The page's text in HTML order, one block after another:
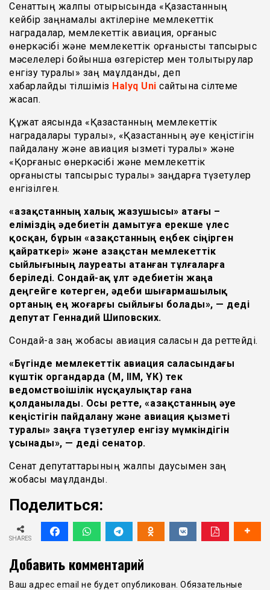
Сенаттың жалпы отырысында «Қазақстанның
кейбір заңнамалық актілеріне мемлекеттік
наградалар, мемлекеттік авиация, қорғаныс
өнеркәсібі және мемлекеттік қорғаныстық тапсырыс
мәселелері бойынша өзгерістер мен толықтырулар
енгізу туралы» заң мақұлданды, деп
хабарлайды тілшіміз Halyq Uni сайтына сілтеме
жасап.
Құжат аясында «Қазақстанның мемлекеттік
наградалары туралы», «Қазақстанның әуе кеңістігін
пайдалану және авиация қызметі туралы» және
«Қорғаныс өнеркәсібі және мемлекеттік
қорғаныстық тапсырыс туралы» заңдарға түзетулер
енгізілген.
«Қазақстанның халық жазушысы» атағы –
еліміздің әдебиетін дамытуға ерекше үлес
қосқан, бұрын «Қазақстанның еңбек сіңірген
қайраткері» және Қазақстан мемлекеттік
сыйлығының лауреаты атанған тұлғаларға
беріледі. Сондай-ақ ұлт әдебиетін жаңа
деңгейге көтерген, әдеби шығармашылық
ортаның ең жоғарғы сыйлығы болады», — деді
депутат Геннадий Шиповских.
Сондай-ақ заң жобасы авиация саласын да реттейді.
«Бүгінде мемлекеттік авиация саласындағы
күштік органдарда (ҚМ, ІІМ, ҰҚК) тек
ведомствоішілік нұсқаулықтар ғана
қолданылады. Осы ретте, «Қазақстанның әуе
кеңістігін пайдалану және авиация қызметі
туралы» заңға түзетулер енгізу мүмкіндігін
ұсынады», — деді сенатор.
Сенат депутаттарының жалпы даусымен заң
жобасы мақұлданды.
Поделиться:
SHARES
Добавить комментарий
Ваш адрес email не будет опубликован. Обязательные